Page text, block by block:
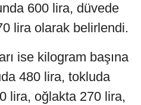
600 lira, düvede
lira olarak belirlendi.
ise kilogram başına
480 lira, tokluda
lira, oğlakta 270 lira,